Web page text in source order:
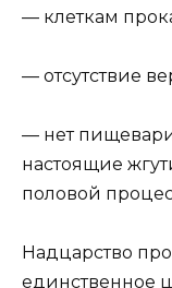
— клеткам
— отсутствие
— нет
настоящие
половой
Надцарство
единственное